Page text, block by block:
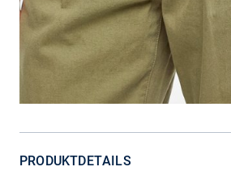
PRODUKTDETAILS